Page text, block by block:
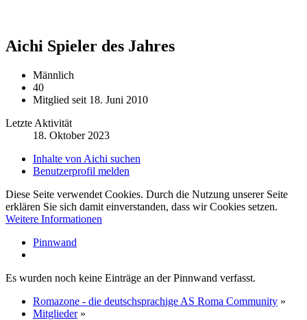
Aichi Spieler des Jahres
Männlich
40
Mitglied seit 18. Juni 2010
Letzte Aktivität
18. Oktober 2023
Inhalte von Aichi suchen
Benutzerprofil melden
Diese Seite verwendet Cookies. Durch die Nutzung unserer Seite
erklären Sie sich damit einverstanden, dass wir Cookies setzen.
Weitere Informationen
Pinnwand
Es wurden noch keine Einträge an der Pinnwand verfasst.
Romazone - die deutschsprachige AS Roma Community »
Mitglieder »